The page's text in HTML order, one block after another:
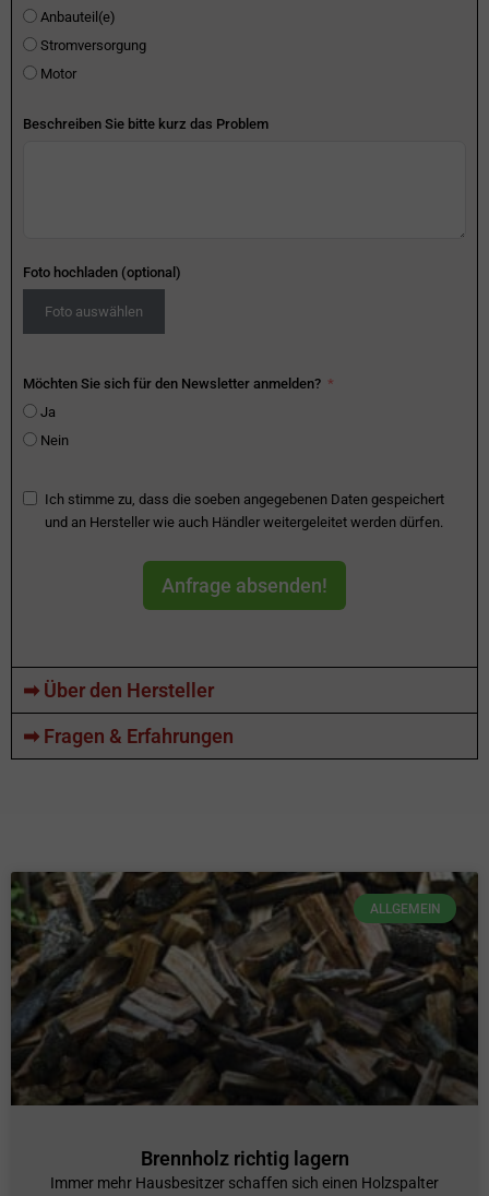
Anbauteil(e)
Stromversorgung
Motor
Beschreiben Sie bitte kurz das Problem
Foto hochladen (optional)
Foto auswählen
Möchten Sie sich für den Newsletter anmelden?
Ja
Nein
Ich stimme zu, dass die soeben angegebenen Daten gespeichert
und an Hersteller wie auch Händler weitergeleitet werden dürfen.
Anfrage absenden!
➡ Über den Hersteller
➡ Fragen & Erfahrungen
ALLGEMEIN
Brennholz richtig lagern
Immer mehr Hausbesitzer schaffen sich einen Holzspalter